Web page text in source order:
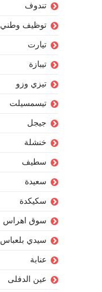
تندوف
توظيف وطني
تيارت
تيبازة
تيزي وزو
تيسمسيلت
جيجل
خنشلة
سطيف
سعيدة
سكيكدة
سوق اهراس
سيدي بلعباس
عنابة
عين الدفلى